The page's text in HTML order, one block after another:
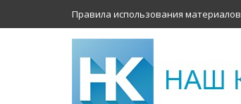
Правила использования материалов